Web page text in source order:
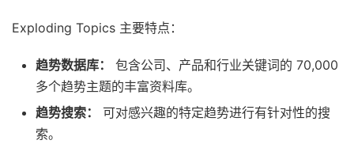
Exploding Topics 主要特点：
趋势数据库：
包含公司、产品和行业关键词的 70,000
多个趋势主题的丰富资料库。
趋势搜索：
可对感兴趣的特定趋势进行有针对性的搜
索。